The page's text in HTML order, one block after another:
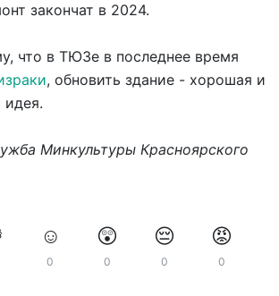
закончат в 2024.
что в ТЮЗе в последнее время
, обновить здание - хорошая и
идея.
Минкультуры Красноярского
☺️
0
😲
0
😔
0
😡
0